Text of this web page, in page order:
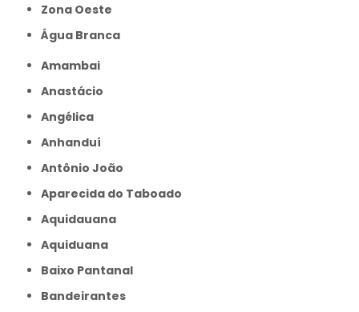
Zona Oeste
Água Branca
Amambai
Anastácio
Angélica
Anhanduí
Antônio João
Aparecida do Taboado
Aquidauana
Aquiduana
Baixo Pantanal
Bandeirantes